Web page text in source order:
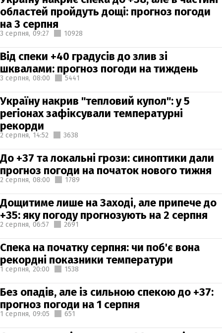
областей пройдуть дощі: прогноз погоди
на 3 серпня
3 серпня, 09:27 10928
Від спеки +40 градусів до злив зі
шквалами: прогноз погоди на тиждень
3 серпня, 08:00 5441
Україну накрив "тепловий купол": у 5
регіонах зафіксували температурні
рекорди
2 серпня, 14:52 3638
До +37 та локальні грози: синоптики дали
прогноз погоди на початок нового тижня
2 серпня, 08:00 1789
Дощитиме лише на Заході, але припече до
+35: яку погоду прогнозують на 2 серпня
2 серпня, 06:57 2691
Спека на початку серпня: чи поб'є вона
рекордні показники температури
1 серпня, 20:00 1538
Без опадів, але із сильною спекою до +37:
прогноз погоди на 1 серпня
1 серпня, 09:05 651